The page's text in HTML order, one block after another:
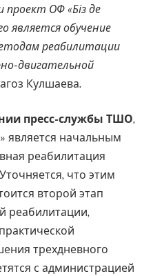
ОФ «Біз де
является обучение
реабилитации
двигательной
Кулшаева.
пресс-службы ТШО,
является начальным
реабилитация
что этим
второй этап
реабилитации,
трехдневного
с администрацией